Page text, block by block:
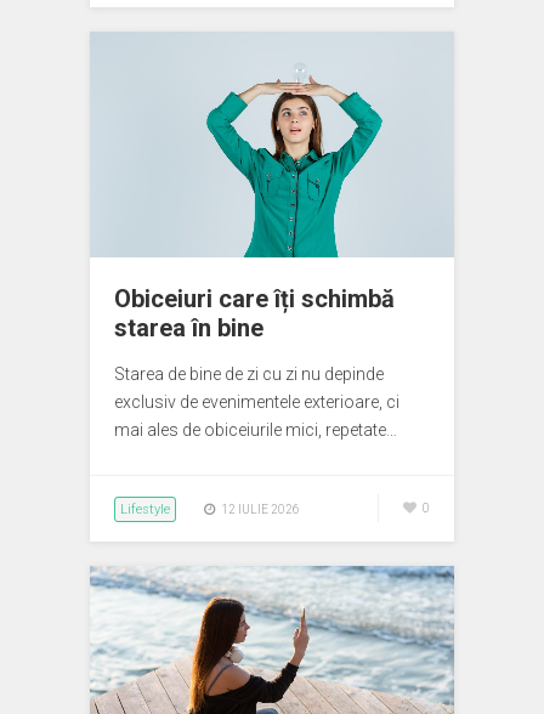
Obiceiuri care îți schimbă
starea în bine
Starea de bine de zi cu zi nu depinde
exclusiv de evenimentele exterioare, ci
mai ales de obiceiurile mici, repetate…
Lifestyle 12 IULIE 2026 0